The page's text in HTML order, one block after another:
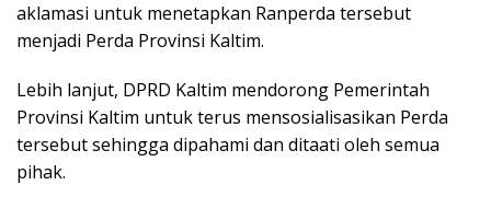
aklamasi untuk menetapkan Ranperda tersebut
menjadi Perda Provinsi Kaltim.
Lebih lanjut, DPRD Kaltim mendorong Pemerintah
Provinsi Kaltim untuk terus mensosialisasikan Perda
tersebut sehingga dipahami dan ditaati oleh semua
pihak.